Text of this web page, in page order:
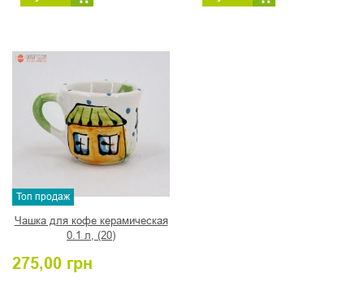
Топ продаж
Чашка для кофе керамическая
0.1 л, (20)
275,00 грн